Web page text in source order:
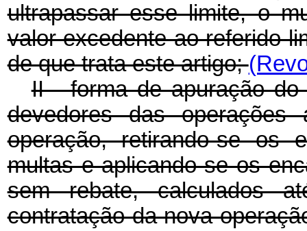
ultrapassar esse limite, o
valor excedente ao referido
de que trata este artigo;
II - forma de apuração
devedores das
operação, retirando-se os
multas e aplicando-se os
sem rebate, calculados
contratação da nova